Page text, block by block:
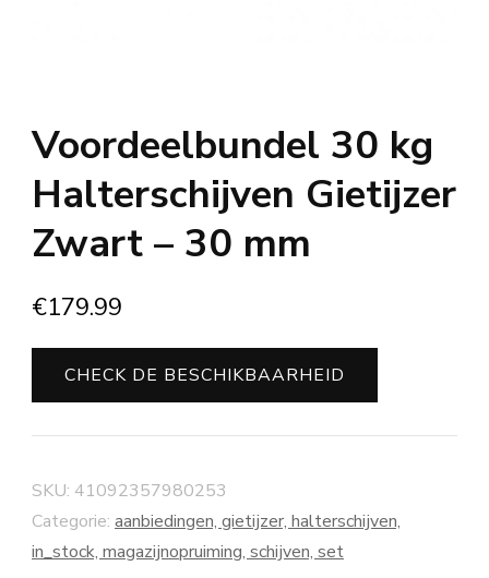
Voordeelbundel 30 kg
Halterschijven Gietijzer
Zwart – 30 mm
€179.99
CHECK DE BESCHIKBAARHEID
SKU: 41092357980253
Categorie: aanbiedingen, gietijzer, halterschijven,
in_stock, magazijnopruiming, schijven, set